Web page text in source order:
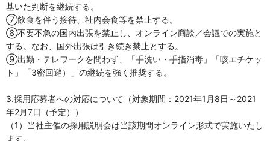
基いた判断を継続する。
⑦飲食を伴う接待、社内会食等を禁止する。
⑧不要不急の国内出張を禁止し、オンライン商談／会議での実施と
する。なお、国外出張は引き続き禁止とする。
⑨出勤・テレワークを問わず、「手洗い・手指消毒」「咳エチケッ
ト」「3密回避）」の継続を強く推奨する。
3.採用応募者への対応について（対象期間：2021年1月8日～2021
年2月7日（予定））
（1）当社主催の採用説明会は当該期間オンライン形式で実施いたし
ます。